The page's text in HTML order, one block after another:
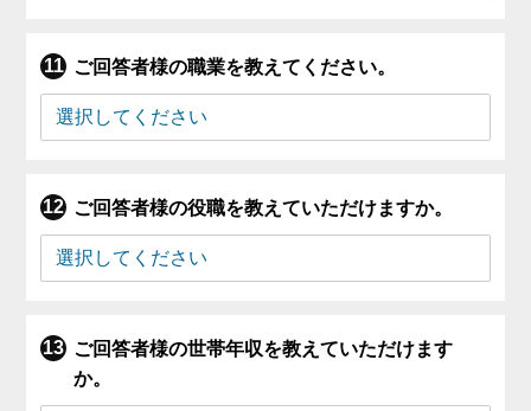
ご回答者様の職業を教えてください。
ご回答者様の役職を教えていただけますか。
ご回答者様の世帯年収を教えていただけます
か。